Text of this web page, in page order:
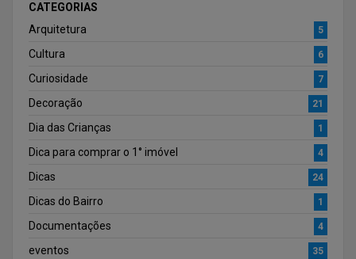
CATEGORIAS
Arquitetura
5
Cultura 6
Curiosidade 7
Decoração 21
Dia das Crianças 1
Dica para comprar o 1° imóvel 4
Dicas 24
Dicas do Bairro 1
Documentações 4
eventos 35